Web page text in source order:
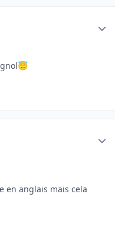
😇
en anglais mais cela